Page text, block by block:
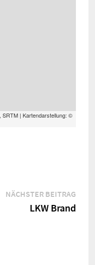
SRTM | Kartendarstellung: ©
NÄCHSTER BEITRAG
LKW Brand